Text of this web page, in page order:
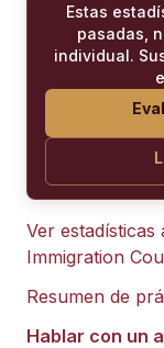
Estas
pasadas,
individual.
Ver estadísticas
Immigration
Resumen de
Hablar con un